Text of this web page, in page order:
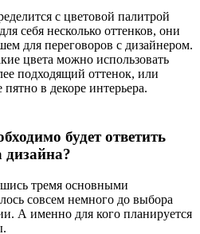
с цветовой палитрой
себя несколько оттенков, они
для переговоров с дизайнером.
цвета можно использовать
подходящий оттенок, или
пятно в декоре интерьера.
будет ответить
дизайна?
тремя основными
совсем немного до выбора
А именно для кого планируется